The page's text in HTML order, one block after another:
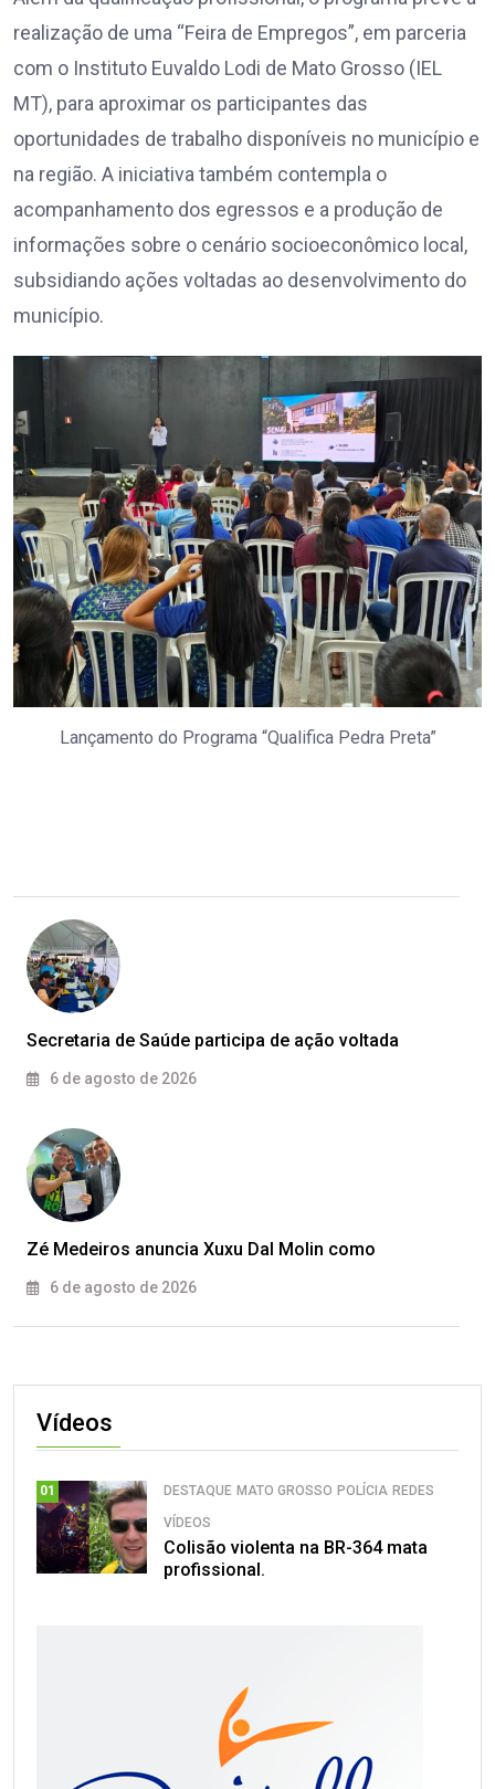
realização de uma “Feira de Empregos”, em parceria
com o Instituto Euvaldo Lodi de Mato Grosso (IEL
MT), para aproximar os participantes das
oportunidades de trabalho disponíveis no município e
na região. A iniciativa também contempla o
acompanhamento dos egressos e a produção de
informações sobre o cenário socioeconômico local,
subsidiando ações voltadas ao desenvolvimento do
município.
Lançamento do Programa “Qualifica Pedra Preta”
Secretaria de Saúde participa de ação voltada
6 de agosto de 2026
Zé Medeiros anuncia Xuxu Dal Molin como
6 de agosto de 2026
Vídeos
01 DESTAQUE MATO GROSSO POLÍCIA REDES
VÍDEOS
Colisão violenta na BR-364 mata
profissional.